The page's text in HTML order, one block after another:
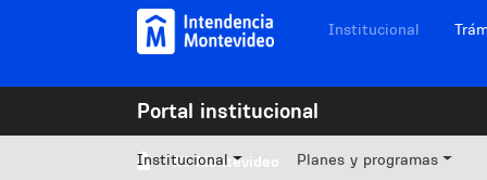
Pasar al contenido principal Navegación sitios
Institucional
Portal institucional
Mi Montevideo
Institucional Planes y programas